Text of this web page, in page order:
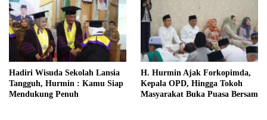
Hadiri Wisuda Sekolah Lansia
Tangguh, Hurmin : Kamu Siap
Mendukung Penuh
H. Hurmin Ajak Forkopimda,
Kepala OPD, Hingga Tokoh
Masyarakat Buka Puasa Bersam